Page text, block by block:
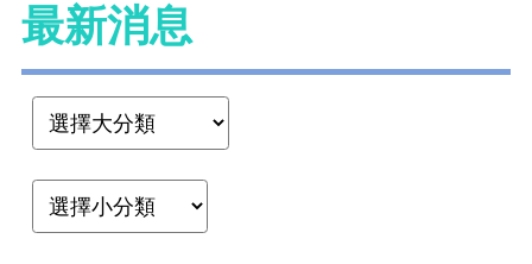
最新消息